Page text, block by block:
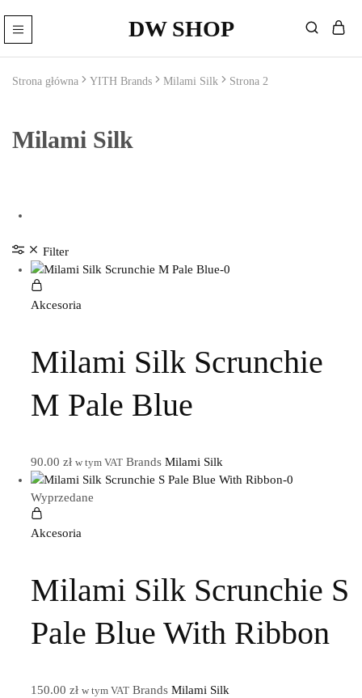
DW SHOP
Shop
Fryzjerskie
Sklep
–
Strona główna YITH Brands Milami Silk Strona 2
Milami Silk
Filter
Akcesoria
Milami Silk Scrunchie
M Pale Blue
90.00 zł w tym VATBrands Milami Silk
Wyprzedane
Akcesoria
Milami Silk Scrunchie S
Pale Blue With Ribbon
150.00 zł w tym VATBrands Milami Silk